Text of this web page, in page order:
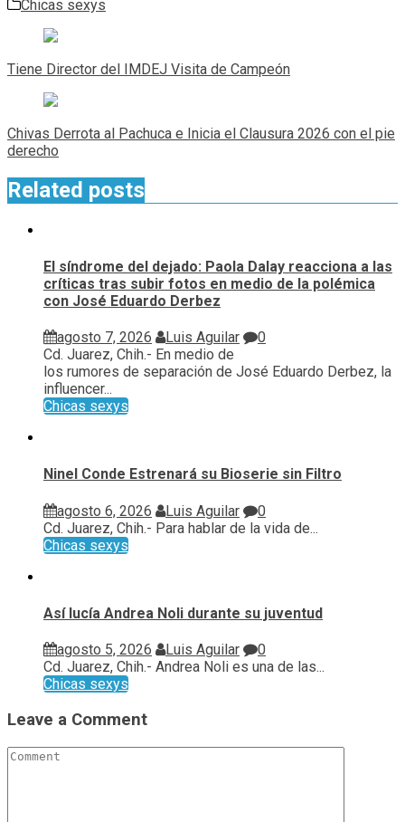
Chicas sexys
Navegación
de
entradas
Tiene Director del IMDEJ Visita de Campeón
Chivas Derrota al Pachuca e Inicia el Clausura 2026 con el pie
derecho
Related posts
El síndrome del dejado: Paola Dalay reacciona a las
críticas tras subir fotos en medio de la polémica
con José Eduardo Derbez
agosto 7, 2026 Luis Aguilar
0
Cd. Juarez, Chih.- En medio de
los rumores de separación de José Eduardo Derbez, la
influencer...
Chicas sexys
Ninel Conde Estrenará su Bioserie sin Filtro
agosto 6, 2026 Luis Aguilar
0
Cd. Juarez, Chih.- Para hablar de la vida de...
Chicas sexys
Así lucía Andrea Noli durante su juventud
agosto 5, 2026 Luis Aguilar
0
Cd. Juarez, Chih.- Andrea Noli es una de las...
Chicas sexys
Leave a Comment